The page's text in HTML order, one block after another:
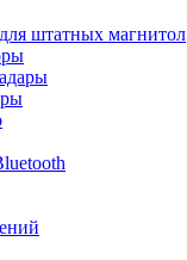
штатных магнитол